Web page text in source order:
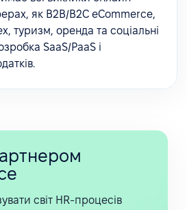
як B2B/B2C eCommerce,
туризм, оренда та соціальні
SaaS/PaaS і
світ HR-процесів